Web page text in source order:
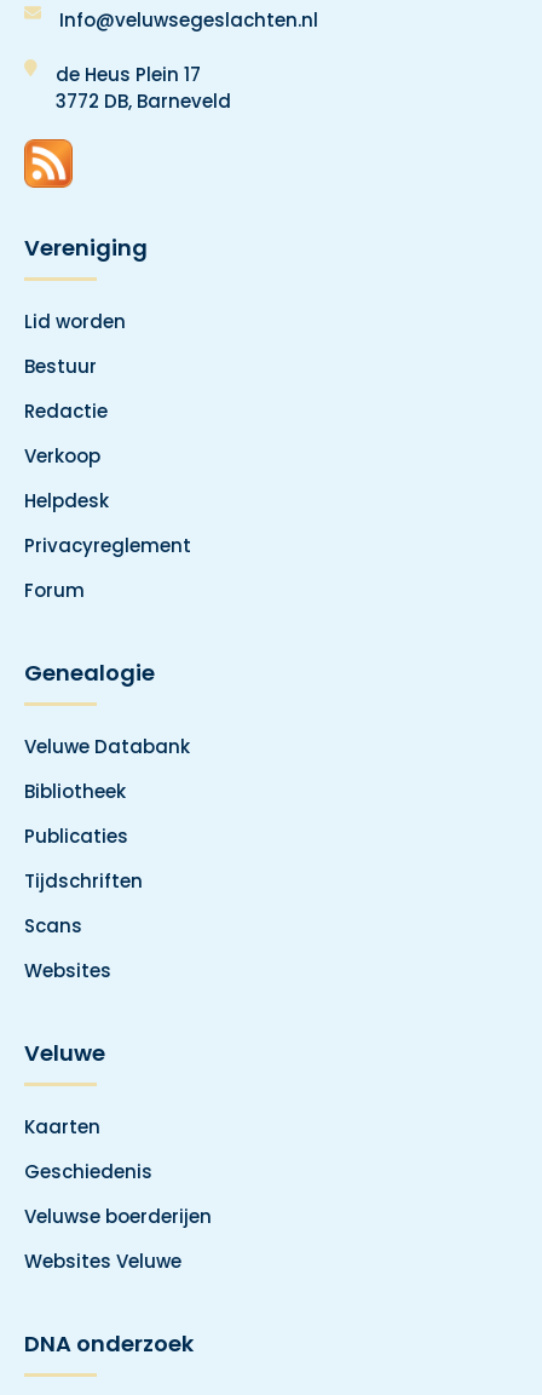
Info@veluwsegeslachten.nl
de Heus Plein 17
3772 DB, Barneveld
Vereniging
Lid worden
Bestuur
Redactie
Verkoop
Helpdesk
Privacyreglement
Forum
Genealogie
Veluwe Databank
Bibliotheek
Publicaties
Tijdschriften
Scans
Websites
Veluwe
Kaarten
Geschiedenis
Veluwse boerderijen
Websites Veluwe
DNA onderzoek